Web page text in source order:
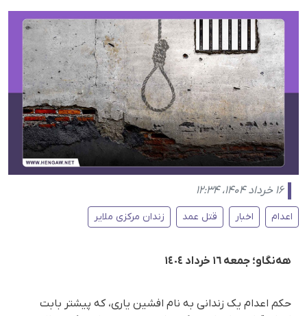
۱۶ خرداد ۱۴۰۴، ۱۲:۳۴
اعدام اخبار قتل عمد زندان مرکزی ملایر
هەنگاو؛ جمعە ١٦ خرداد ١٤٠٤
حکم اعدام یک زندانی به نام افشین یاری، که پیشتر بابت